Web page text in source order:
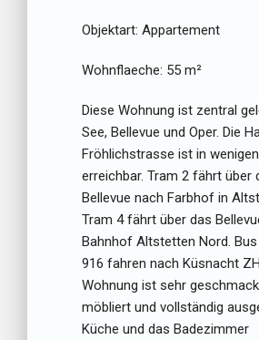
Objektart: Appartement
Wohnflaeche: 55 m²
Diese Wohnung ist zentral
See, Bellevue und Oper. Die
Fröhlichstrasse ist in
erreichbar. Tram 2 fährt über
Bellevue nach Farbhof in
Tram 4 fährt über das
Bahnhof Altstetten Nord. Bus
916 fahren nach Küsnacht
Wohnung ist sehr
möbliert und vollständig
Küche und das Badezimmer